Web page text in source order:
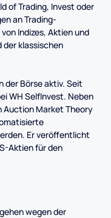
of Trading, Invest oder
an Trading-
Indizes, Aktien und
klassischen
der Börse aktiv. Seit
WH SelfInvest. Neben
Auction Market Theory
Er veröffentlicht
Aktien für den
wegen der